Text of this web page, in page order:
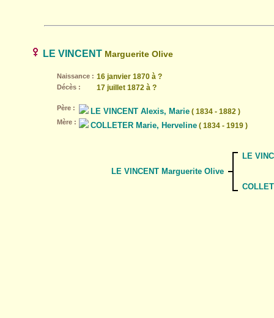
LE VINCENT Marguerite Olive
Naissance : 16 janvier 1870 à ?
Décès : 17 juillet 1872 à ?
Père : LE VINCENT Alexis, Marie ( 1834 - 1882 )
Mère : COLLETER Marie, Herveline ( 1834 - 1919 )
LE VINCENT Marguerite Olive
LE